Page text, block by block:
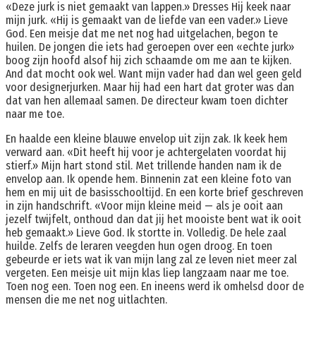
«Deze jurk is niet gemaakt van lappen.» Dresses Hij keek naar
mijn jurk. «Hij is gemaakt van de liefde van een vader.» Lieve
God. Een meisje dat me net nog had uitgelachen, begon te
huilen. De jongen die iets had geroepen over een «echte jurk»
boog zijn hoofd alsof hij zich schaamde om me aan te kijken.
And dat mocht ook wel. Want mijn vader had dan wel geen geld
voor designerjurken. Maar hij had een hart dat groter was dan
dat van hen allemaal samen. De directeur kwam toen dichter
naar me toe.
En haalde een kleine blauwe envelop uit zijn zak. Ik keek hem
verward aan. «Dit heeft hij voor je achtergelaten voordat hij
stierf.» Mijn hart stond stil. Met trillende handen nam ik de
envelop aan. Ik opende hem. Binnenin zat een kleine foto van
hem en mij uit de basisschooltijd. En een korte brief geschreven
in zijn handschrift. «Voor mijn kleine meid — als je ooit aan
jezelf twijfelt, onthoud dan dat jij het mooiste bent wat ik ooit
heb gemaakt.» Lieve God. Ik stortte in. Volledig. De hele zaal
huilde. Zelfs de leraren veegden hun ogen droog. En toen
gebeurde er iets wat ik van mijn lang zal ze leven niet meer zal
vergeten. Een meisje uit mijn klas liep langzaam naar me toe.
Toen nog een. Toen nog een. En ineens werd ik omhelsd door de
mensen die me net nog uitlachten.